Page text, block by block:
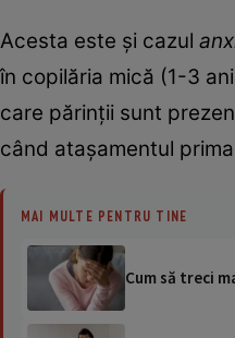
Acesta este și cazul
în copilăria mică (1-3
care părinții sunt
când atașamentul
MAI MULTE PENTRU TINE
Cum să treci